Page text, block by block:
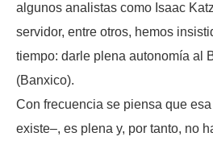
algunos analistas como Isaac
servidor, entre otros, hemos
tiempo: darle plena autonomía al
(Banxico).
Con frecuencia se piensa que
existe–, es plena y, por tanto, no